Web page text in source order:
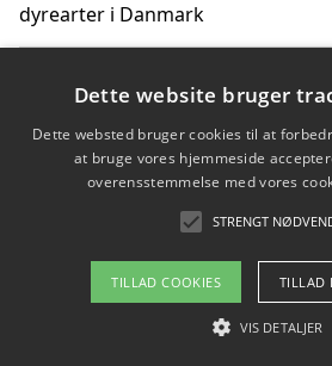
dyrearter i Danmark
vandreture i Danmark
Copyright 2026 -
Dette website bruger
Dette websted bruger cookies til at
at bruge vores hjemmeside
overensstemmelse med vores
STRENGT
TILLAD COOKIES TILLAD
VIS DETALJER